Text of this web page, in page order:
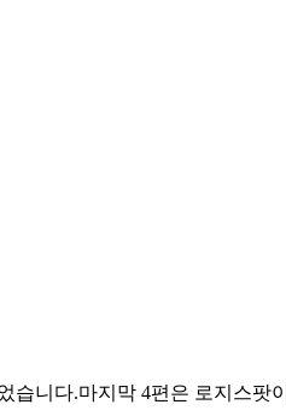
니다.마지막 4편은 로지스팟